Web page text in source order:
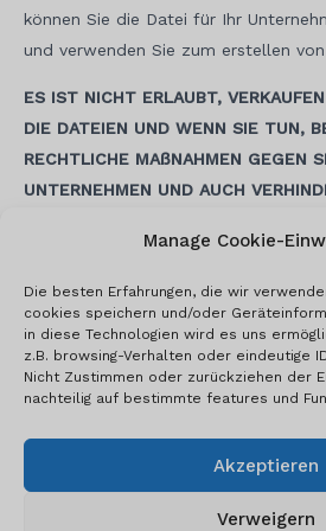
Manage Cookie-
Die besten Erfahrungen, die wir
cookies speichern und/oder
in diese Technologien wird es uns
z.B. browsing-Verhalten oder eindeutige
Nicht Zustimmen oder zurückziehen der
nachteilig auf bestimmte features und
Akzeptieren
Verweigern
können Sie die Datei für Ihr
und verwenden Sie zum erstellen
ES IST NICHT ERLAUBT,
DIE DATEIEN UND WENN SIE TUN,
RECHTLICHE MAßNAHMEN GEGEN
UNTERNEHMEN UND AUCH
Beitrags-
Navigation
© 2026 Motorcycle